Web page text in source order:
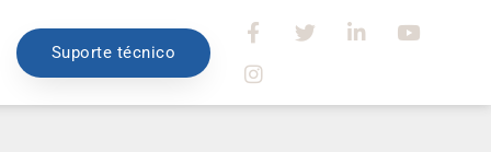
Suporte técnico